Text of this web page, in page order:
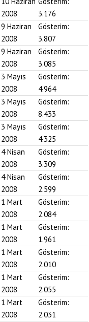
2008
3.176
9 Haziran
2008
Gösterim:
3.807
9 Haziran
2008
Gösterim:
3.085
3 Mayıs
2008
Gösterim:
4.964
3 Mayıs
2008
Gösterim:
8.433
3 Mayıs
2008
Gösterim:
4.325
4 Nisan
2008
Gösterim:
3.309
4 Nisan
2008
Gösterim:
2.599
1 Mart
2008
Gösterim:
2.084
1 Mart
2008
Gösterim:
1.961
1 Mart
2008
Gösterim:
2.010
1 Mart
2008
Gösterim:
2.055
1 Mart
2008
Gösterim:
2.031